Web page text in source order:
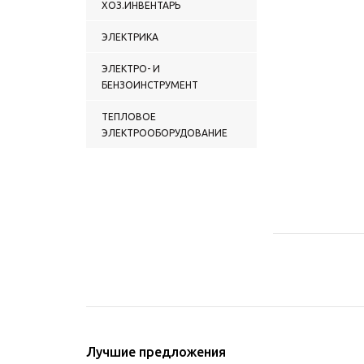
ХОЗ.ИНВЕНТАРЬ
ЭЛЕКТРИКА
ЭЛЕКТРО- И
БЕНЗОИНСТРУМЕНТ
ТЕПЛОВОЕ
ЭЛЕКТРООБОРУДОВАНИЕ
Лучшие предложения